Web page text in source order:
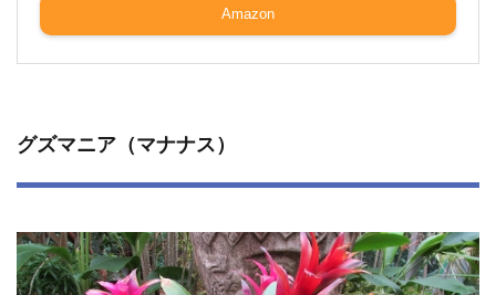
Amazon
グズマニア（マナナス）